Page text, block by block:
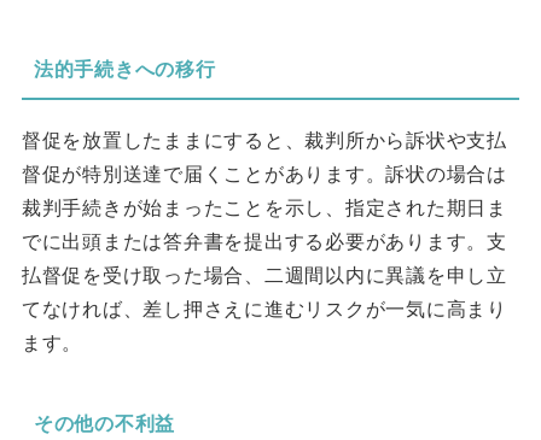
法的手続きへの移行
督促を放置したままにすると、裁判所から訴状や支払
督促が特別送達で届くことがあります。訴状の場合は
裁判手続きが始まったことを示し、指定された期日ま
でに出頭または答弁書を提出する必要があります。支
払督促を受け取った場合、二週間以内に異議を申し立
てなければ、差し押さえに進むリスクが一気に高まり
ます。
その他の不利益